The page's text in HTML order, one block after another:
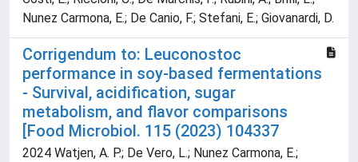
Nunez Carmona, E.; De Canio, F.; Stefani, E.; Giovanardi, D.
Corrigendum to: Leuconostoc
performance in soy-based fermentations
- Survival, acidification, sugar
metabolism, and flavor comparisons
[Food Microbiol. 115 (2023) 104337
2024 Watjen, A. P.; De Vero, L.; Nunez Carmona, E.;